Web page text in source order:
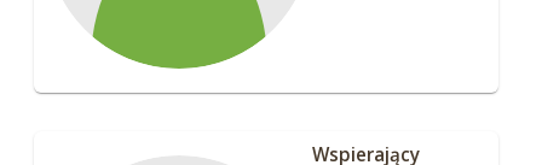
Wspierający